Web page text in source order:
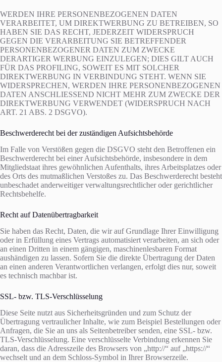
WERDEN IHRE PERSONENBEZOGENEN DATEN
VERARBEITET, UM DIREKTWERBUNG ZU BETREIBEN, SO
HABEN SIE DAS RECHT, JEDERZEIT WIDERSPRUCH
GEGEN DIE VERARBEITUNG SIE BETREFFENDER
PERSONENBEZOGENER DATEN ZUM ZWECKE
DERARTIGER WERBUNG EINZULEGEN; DIES GILT AUCH
FÜR DAS PROFILING, SOWEIT ES MIT SOLCHER
DIREKTWERBUNG IN VERBINDUNG STEHT. WENN SIE
WIDERSPRECHEN, WERDEN IHRE PERSONENBEZOGENEN
DATEN ANSCHLIESSEND NICHT MEHR ZUM ZWECKE DER
DIREKTWERBUNG VERWENDET (WIDERSPRUCH NACH
ART. 21 ABS. 2 DSGVO).
Beschwerderecht bei der zuständigen Aufsichtsbehörde
Im Falle von Verstößen gegen die DSGVO steht den Betroffenen ein
Beschwerderecht bei einer Aufsichtsbehörde, insbesondere in dem
Mitgliedstaat ihres gewöhnlichen Aufenthalts, ihres Arbeitsplatzes oder
des Orts des mutmaßlichen Verstoßes zu. Das Beschwerderecht besteht
unbeschadet anderweitiger verwaltungsrechtlicher oder gerichtlicher
Rechtsbehelfe.
Recht auf Datenübertragbarkeit
Sie haben das Recht, Daten, die wir auf Grundlage Ihrer Einwilligung
oder in Erfüllung eines Vertrags automatisiert verarbeiten, an sich oder
an einen Dritten in einem gängigen, maschinenlesbaren Format
aushändigen zu lassen. Sofern Sie die direkte Übertragung der Daten
an einen anderen Verantwortlichen verlangen, erfolgt dies nur, soweit
es technisch machbar ist.
SSL- bzw. TLS-Verschlüsselung
Diese Seite nutzt aus Sicherheitsgründen und zum Schutz der
Übertragung vertraulicher Inhalte, wie zum Beispiel Bestellungen oder
Anfragen, die Sie an uns als Seitenbetreiber senden, eine SSL- bzw.
TLS-Verschlüsselung. Eine verschlüsselte Verbindung erkennen Sie
daran, dass die Adresszeile des Browsers von „http://“ auf „https://“
wechselt und an dem Schloss-Symbol in Ihrer Browserzeile.